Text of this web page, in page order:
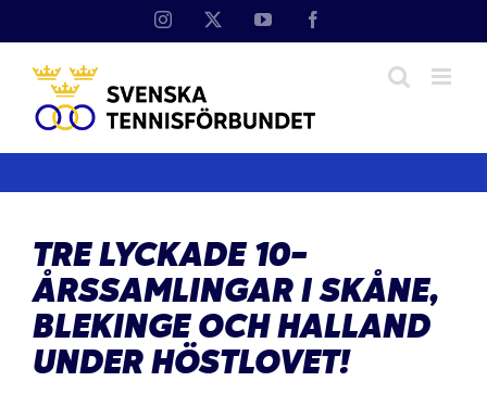
Instagram YouTube
TRE LYCKADE 10-
ÅRSSAMLINGAR I SKÅNE,
BLEKINGE OCH HALLAND
UNDER HÖSTLOVET!